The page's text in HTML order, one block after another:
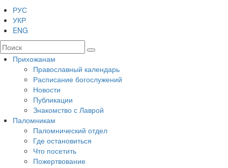
РУС
УКР
ENG
Прихожанам
Православный календарь
Расписание богослужений
Новости
Публикации
Знакомство с Лаврой
Паломникам
Паломнический отдел
Где остановиться
Что посетить
Пожертвование